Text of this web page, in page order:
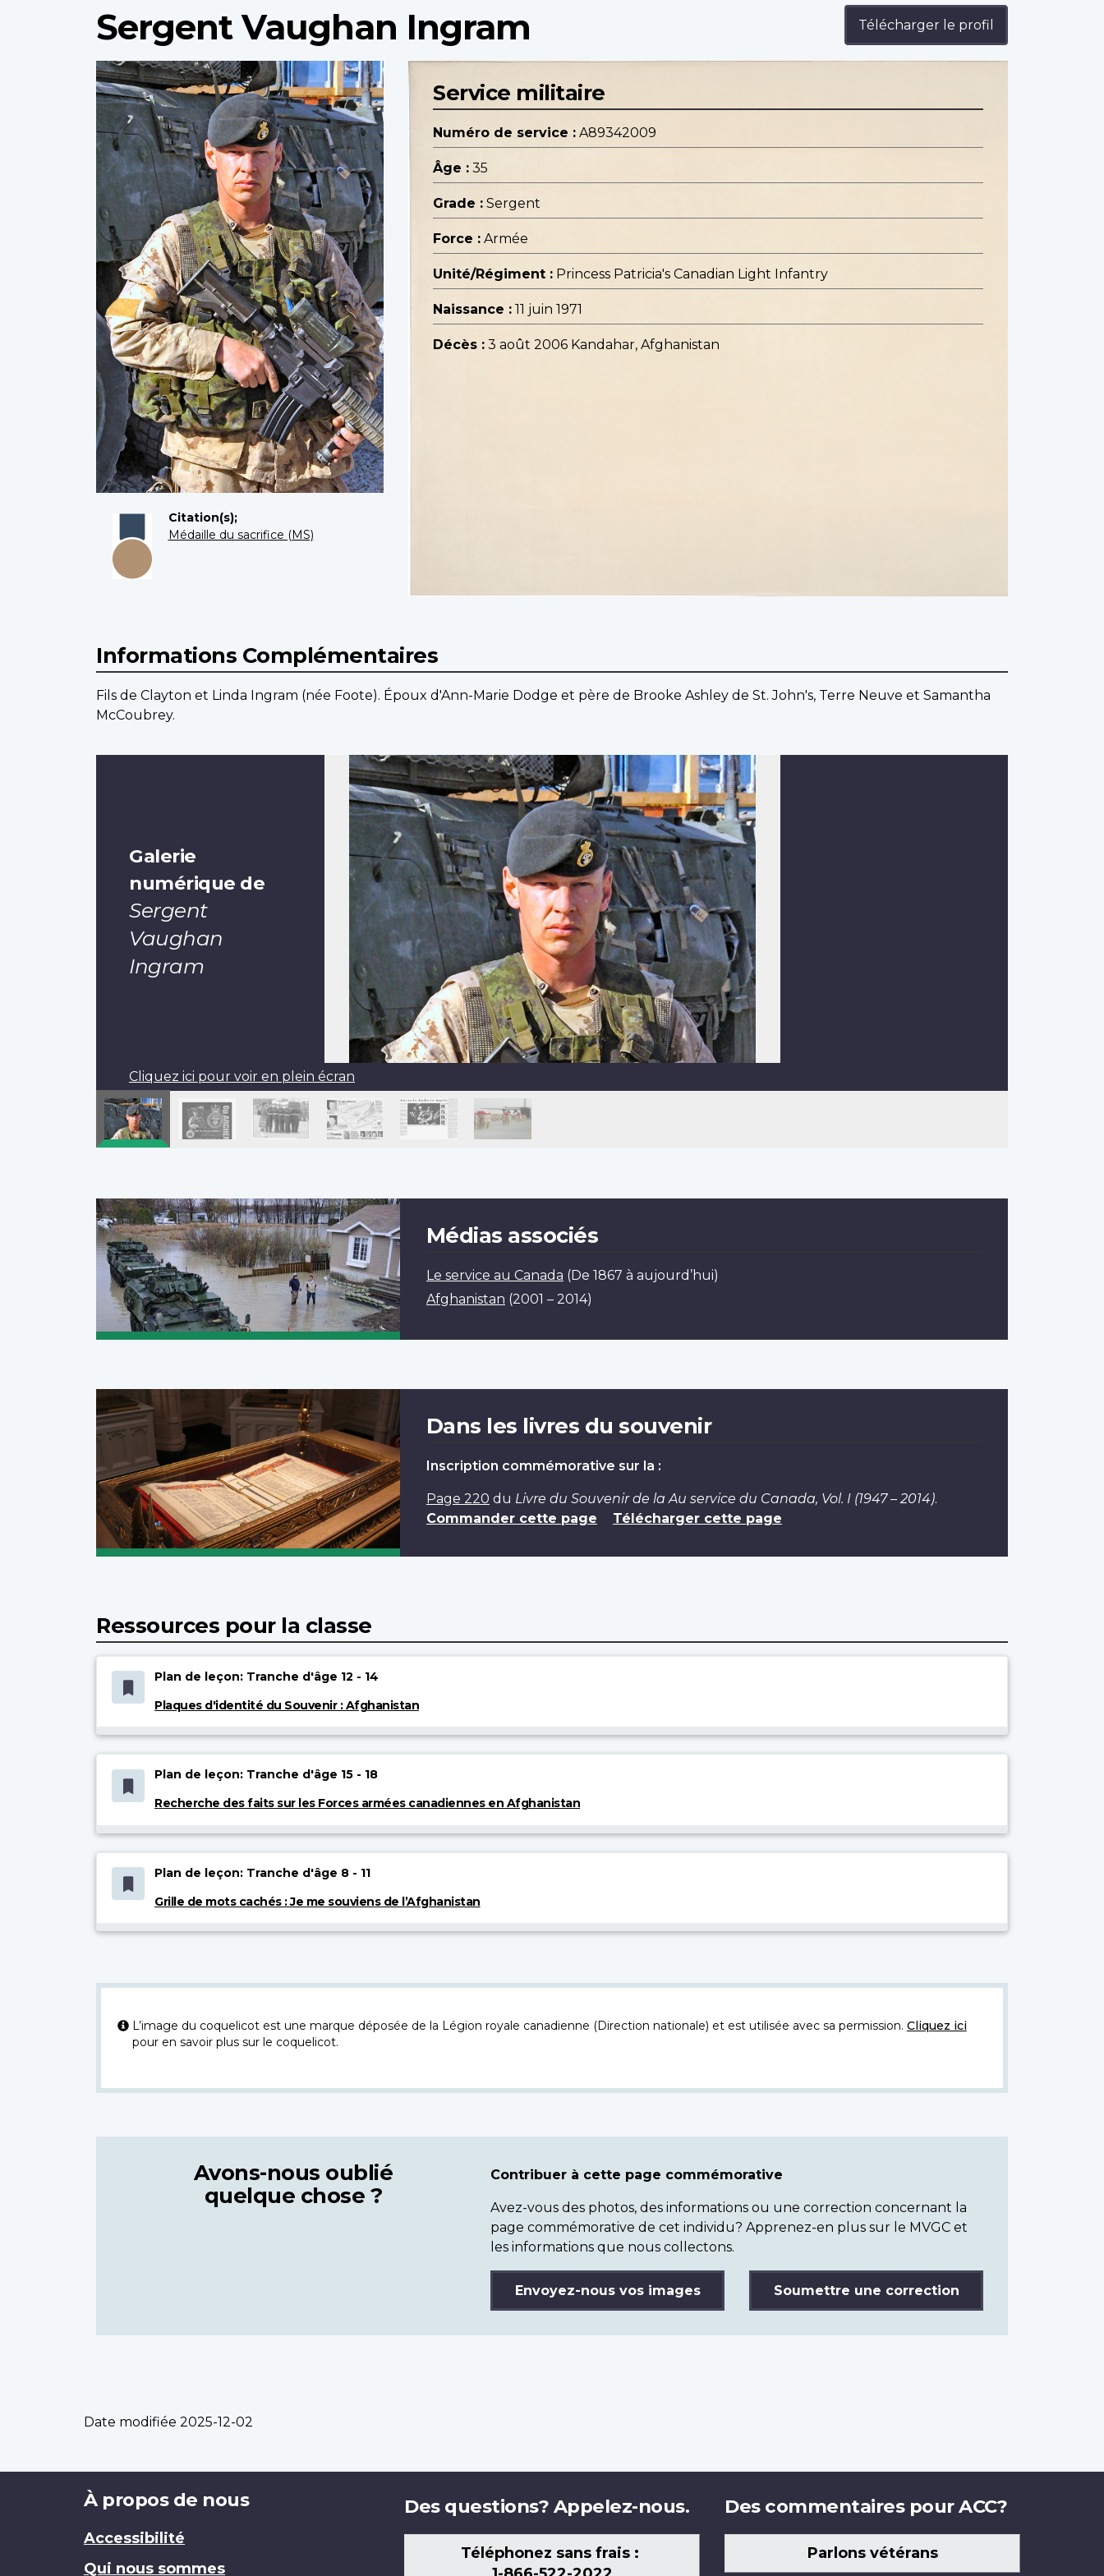
Sergent Vaughan Ingram Télécharger le profil
Citation(s);
Médaille du sacrifice (MS)
Service militaire
Numéro de service : A89342009
Âge : 35
Grade : Sergent
Force : Armée
Unité/Régiment : Princess Patricia's Canadian Light Infantry
Naissance : 11 juin 1971
Décès : 3 août 2006 Kandahar, Afghanistan
Informations Complémentaires
Fils de Clayton et Linda Ingram (née Foote). Époux d'Ann-Marie Dodge et père de Brooke Ashley de St. John's, Terre Neuve et Samantha
McCoubrey.
Galerie
numérique de
Sergent
Vaughan
Ingram
Cliquez ici pour voir en plein écran
Médias associés
Le service au Canada (De 1867 à aujourd’hui)
Afghanistan (2001 – 2014)
Dans les livres du souvenir
Inscription commémorative sur la :
Page 220 du Livre du Souvenir de la Au service du Canada, Vol. I (1947 – 2014).
Commander cette page
Télécharger cette page
Ressources pour la classe
Plan de leçon: Tranche d'âge 12 - 14
Plaques d'identité du Souvenir : Afghanistan
Plan de leçon: Tranche d'âge 15 - 18
Recherche des faits sur les Forces armées canadiennes en Afghanistan
Plan de leçon: Tranche d'âge 8 - 11
Grille de mots cachés : Je me souviens de l’Afghanistan
L’image du coquelicot est une marque déposée de la Légion royale canadienne (Direction nationale) et est utilisée avec sa permission. Cliquez ici
pour en savoir plus sur le coquelicot.
Avons-nous oublié
quelque chose ?
Contribuer à cette page commémorative
Avez-vous des photos, des informations ou une correction concernant la
page commémorative de cet individu? Apprenez-en plus sur le MVGC et
les informations que nous collectons.
Envoyez-nous vos images Soumettre une correction
Date modifiée 2025-12-02
Brand
À propos de nous
Accessibilité
Qui nous sommes
Des questions? Appelez-nous.
Téléphonez sans frais :
Des commentaires pour ACC?
Parlons vétérans